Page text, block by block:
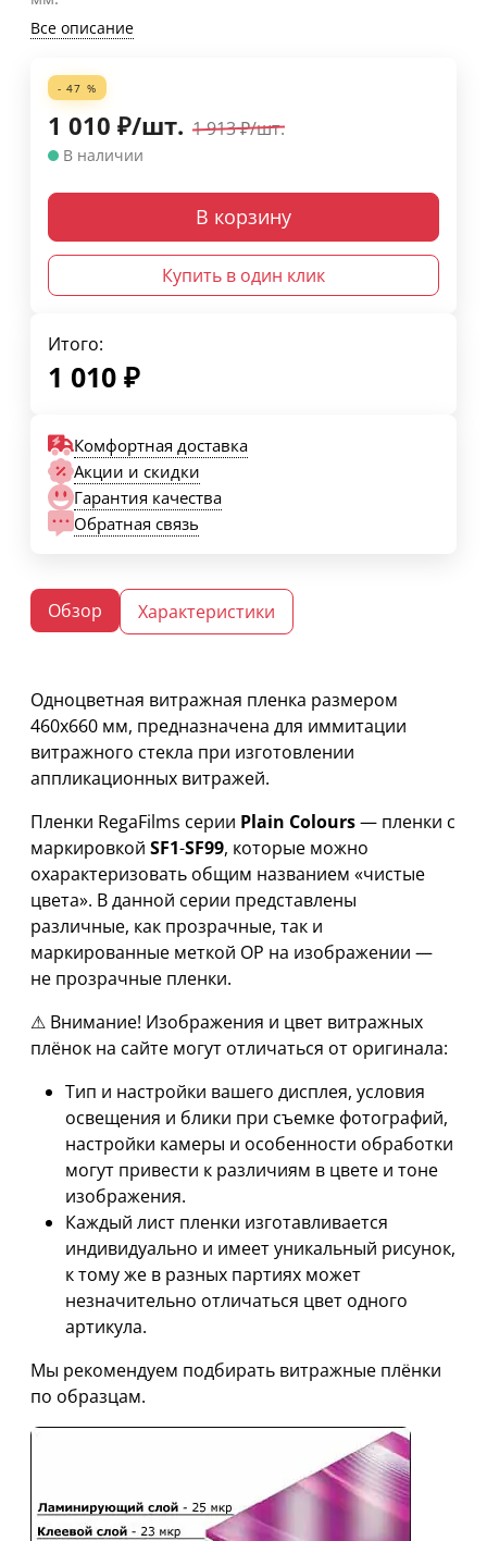
Все описание
- 47 %
1 010 ₽/шт. 1 913₽/шт.
В наличии
В корзину
Купить в один клик
Итого:
1 010 ₽
Комфортная доставка
Акции и скидки
Гарантия качества
Обратная связь
Обзор Характеристики
Одноцветная витражная пленка размером
460х660 мм, предназначена для иммитации
витражного стекла при изготовлении
аппликационных витражей.
Пленки RegaFilms серии Plain Colours— пленки с
маркировкой SF1-SF99, которые можно
охарактеризовать общим названием «чистые
цвета». В данной серии представлены
различные, как прозрачные, так и
маркированные меткой OP на изображении —
не прозрачные пленки.
⚠ Внимание! Изображения и цвет витражных
плёнок на сайте могут отличаться от оригинала:
Тип и настройки вашего дисплея, условия
освещения и блики при съемке фотографий,
настройки камеры и особенности обработки
могут привести к различиям в цвете и тоне
изображения.
Каждый лист пленки изготавливается
индивидуально и имеет уникальный рисунок,
к тому же в разных партиях может
незначительно отличаться цвет одного
артикула.
Мы рекомендуем подбирать витражные плёнки
по образцам.